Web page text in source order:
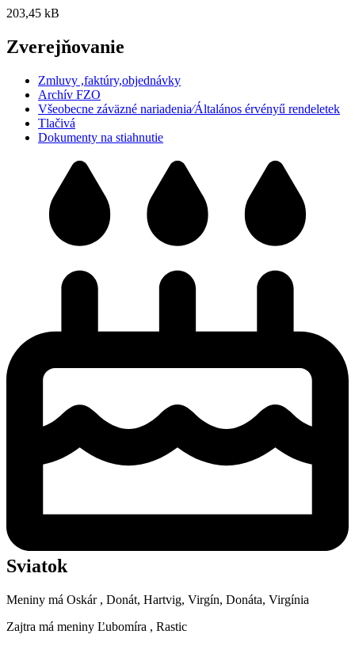
203,45 kB
Zverejňovanie
Zmluvy ,faktúry,objednávky
Archív FZO
Všeobecne záväzné nariadenia⁄Általános érvényű rendeletek
Tlačivá
Dokumenty na stiahnutie
Sviatok
Meniny má Oskár , Donát, Hartvig, Virgín, Donáta, Virgínia
Zajtra má meniny Ľubomíra , Rastic